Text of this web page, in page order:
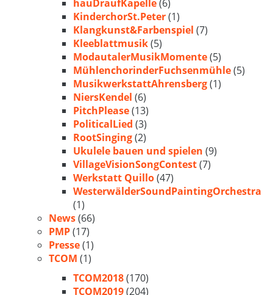
hauDraufKapelle(6)
KinderchorSt.Peter(1)
Klangkunst&Farbenspiel (7)
Kleeblattmusik(5)
ModautalerMusikMomente(5)
MühlenchorinderFuchsenmühle(5)
MusikwerkstattAhrensberg(1)
NiersKendel (6)
PitchPlease(13)
PoliticalLied (3)
RootSinging(2)
Ukulele bauen und spielen (9)
VillageVisionSongContest(7)
Werkstatt Quillo(47)
WesterwälderSoundPaintingOrchestra
(1)
News(66)
PMP(17)
Presse(1)
TCOM (1)
TCOM2018(170)
TCOM2019(204)